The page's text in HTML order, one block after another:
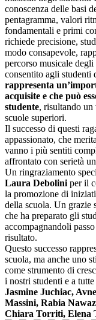
conoscenza delle basi
pentagramma, valori
fondamentali e primi
richiede precisione,
modo consapevole,
percorso musicale
consentito agli studenti
rappresenta
acquisite e che può
studente, risultando
scuole superiori.
Il successo di questi
appassionato, che
vanno i più sentiti
affrontato con serietà
Un ringraziamento
Laura Debolini per il
la promozione di
della scuola. Un grazie
che ha preparato gli
accompagnandoli
risultato.
Questo successo
scuola, ma anche uno
come strumento di
i nostri studenti e a tutte
Jasmine Juchiac,
Massini, Rabia
Chiara Torriti, Elena